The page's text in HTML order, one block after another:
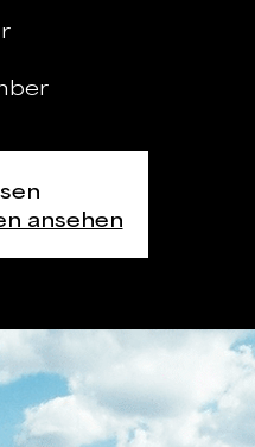
ansehen